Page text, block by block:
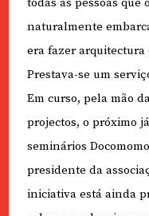
naturalmente
era fazer
Prestava-se um
Em curso, pela mão
projectos, o próximo
seminários
presidente da
iniciativa está ainda